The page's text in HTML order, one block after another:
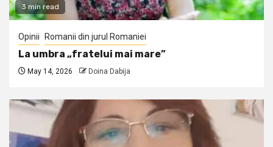
3 min read
Opinii Romanii din jurul Romaniei
La umbra „fratelui mai mare”
May 14, 2026 Doina Dabija